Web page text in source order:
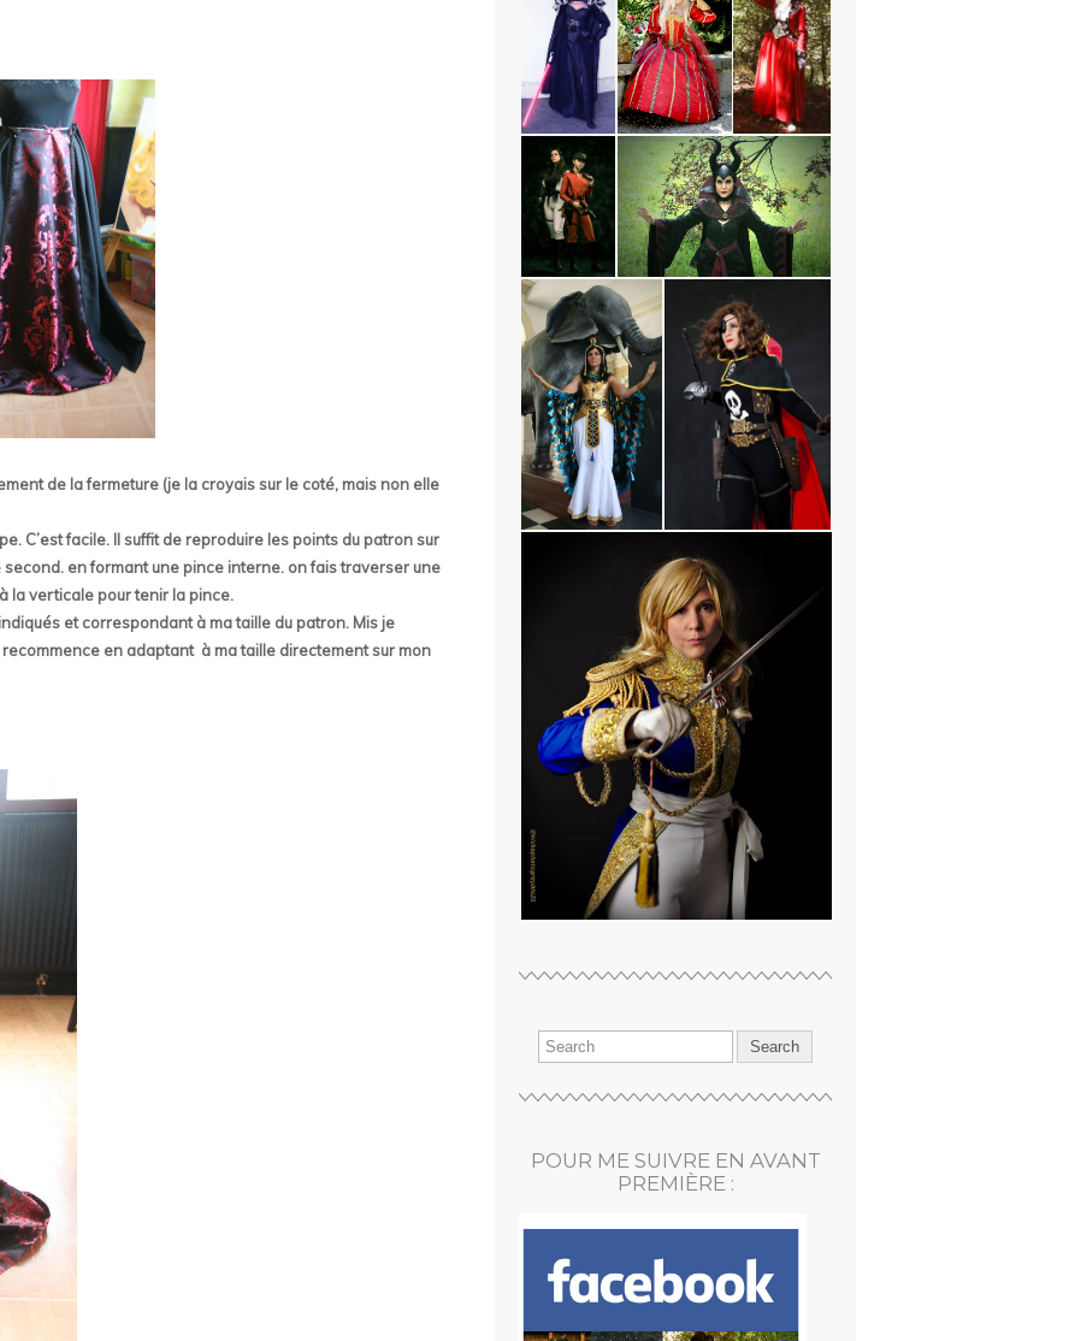
de la fermeture (je la croyais sur le coté, mais non elle
C’est facile. Il suffit de reproduire les points du patron sur
en formant une pince interne. on fais traverser une
la verticale pour tenir la pince.
et correspondant à ma taille du patron. Mis je
recommence en adaptant à ma taille directement sur mon
POUR ME SUIVRE EN AVANT
PREMIÈRE :